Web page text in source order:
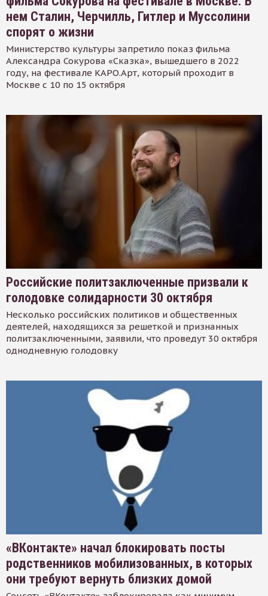
нем Сталин, Черчилль, Гитлер и Муссолини
спорят о жизни
Министерство культуры запретило показ фильма
Александра Сокурова «Сказка», вышедшего в 2022
году, на фестивале КАРО.Арт, который проходит в
Москве с 10 по 15 октября
Российские политзаключенные призвали к
голодовке солидарности 30 октября
Несколько российских политиков и общественных
деятелей, находящихся за решеткой и признанных
политзаключенными, заявили, что проведут 30 октября
однодневную голодовку
«ВКонтакте» начал блокировать посты
родственников мобилизованных, в которых
они требуют вернуть близких домой